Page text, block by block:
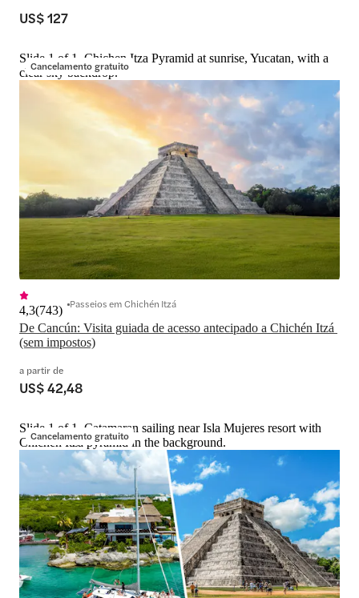
US$ 127
Cancelamento gratuito
Slide 1 of 1, Chichen Itza Pyramid at sunrise, Yucatan, with a
clear sky backdrop.
De Cancún: Visita guiada de acesso antecipado a Chichén Itzá
(sem impostos)
4,3(743) Passeios em Chichén Itzá
a partir de
US$ 42,48
Cancelamento gratuito
Slide 1 of 1, Catamaran sailing near Isla Mujeres resort with
Chichen Itza pyramid in the background.